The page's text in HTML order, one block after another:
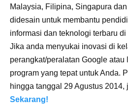
Malaysia, Filipina, Singapura
didesain untuk membantu
informasi dan teknologi terbaru
Jika anda menyukai inovasi di
perangkat/peralatan Google atau
program yang tepat untuk Anda.
hingga tanggal 29 Agustus 2014,
Sekarang!